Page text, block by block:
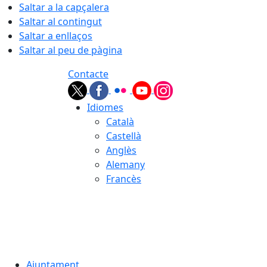
Saltar a la capçalera
Saltar al contingut
Saltar a enllaços
Saltar al peu de pàgina
Contacte
Idiomes
Català
Castellà
Anglès
Alemany
Francès